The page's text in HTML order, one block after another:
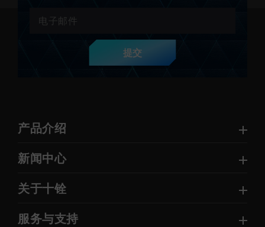
提交
产品介绍
新闻中心
关于十铨
服务与支持